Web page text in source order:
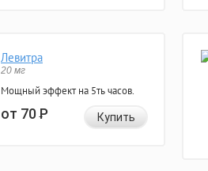
Левитра
20 мг
Мощный эффект на 5ть часов.
от 70Р Купить